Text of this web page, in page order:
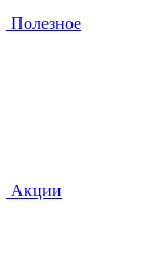
Полезное
Акции